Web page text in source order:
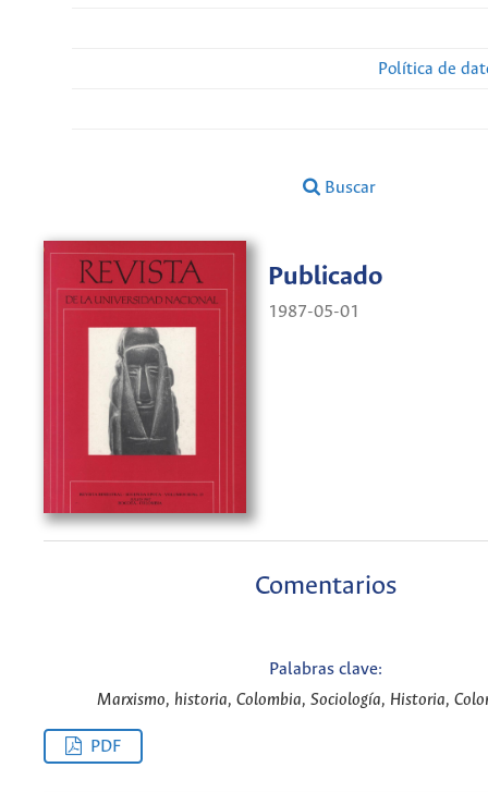
Política de
Buscar
Publicado
1987-05-01
Comentarios
Palabras clave:
Marxismo, historia, Colombia, Sociología, Historia,
PDF